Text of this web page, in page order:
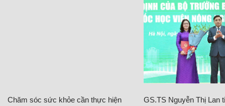
Chăm sóc sức khỏe cần thực hiện GS.TS Nguyễn Thị Lan